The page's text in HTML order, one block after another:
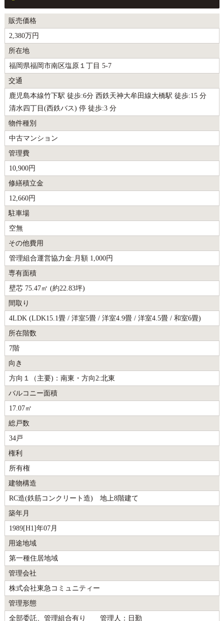
販売価格
2,380万円
所在地
福岡県福岡市南区塩原１丁目 5-7
交通
鹿児島本線竹下駅 徒歩:6分 西鉄天神大牟田線大橋駅 徒歩:15 分
清水四丁目(西鉄バス) 停 徒歩:3 分
物件種別
中古マンション
管理費
10,900円
修繕積立金
12,660円
駐車場
空無
その他費用
管理組合運営協力金:月額 1,000円
専有面積
壁芯 75.47㎡ (約22.83坪)
間取り
4LDK (LDK15.1畳 / 洋室5畳 / 洋室4.9畳 / 洋室4.5畳 / 和室6畳)
所在階数
7階
向き
方向１（主要)：南東・方向2:北東
バルコニー面積
17.07㎡
総戸数
34戸
権利
所有権
建物構造
RC造(鉄筋コンクリート造) 地上8階建て
築年月
1989[H1]年07月
用途地域
第一種住居地域
管理会社
株式会社東急コミュニティー
管理形態
全部委託、管理組合有り 管理人：日勤